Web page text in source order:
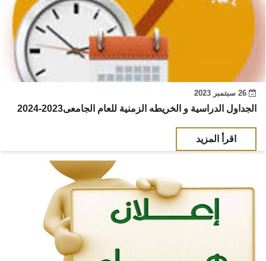
الجداول الدراسية و الخريطه الزمنية للعام الجامعى2023-2024
اقرأ المزيد